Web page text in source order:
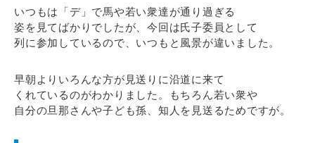
いつもは「デ」で馬や若い衆達が通り過ぎる
姿を見てばかりでしたが、今回は氏子委員として
列に参加しているので、いつもと風景が違いました。
早朝よりいろんな方が見送りに沿道に来て
くれているのがわかりました。もちろん若い衆や
自分の旦那さんや子ども孫、知人を見送るためですが。